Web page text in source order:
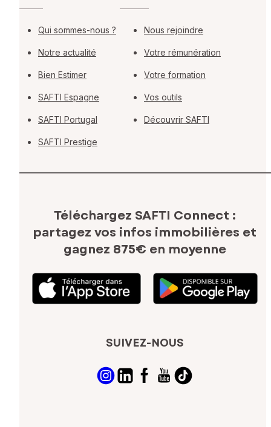
Qui sommes-nous ?
Notre actualité
Bien Estimer
SAFTI Espagne
SAFTI Portugal
SAFTI Prestige
Nous rejoindre
Votre rémunération
Votre formation
Vos outils
Découvrir SAFTI
Téléchargez SAFTI Connect :
partagez vos infos immobilières et
gagnez 875€ en moyenne
SUIVEZ-NOUS